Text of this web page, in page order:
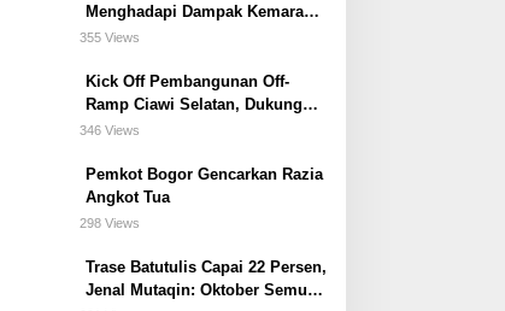
Menghadapi Dampak Kemarau
Panjang
355 Views
Kick Off Pembangunan Off-
Ramp Ciawi Selatan, Dukung
Konektivitas Antarwilayah di
346 Views
Pemkot Bogor Gencarkan Razia
Angkot Tua
298 Views
Trase Batutulis Capai 22 Persen,
Jenal Mutaqin: Oktober Semua